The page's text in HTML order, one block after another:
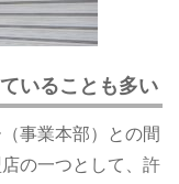
いることも多い
事業本部）との間
の一つとして、許